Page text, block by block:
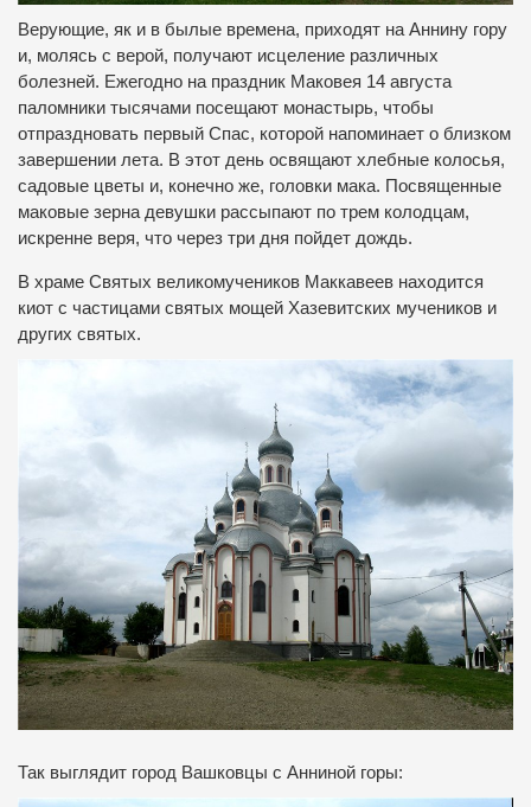
Верующие, як и в былые времена, приходят на Аннину гору
и, молясь с верой, получают исцеление различных
болезней. Ежегодно на праздник Маковея 14 августа
паломники тысячами посещают монастырь, чтобы
отпраздновать первый Спас, которой напоминает о близком
завершении лета. В этот день освящают хлебные колосья,
садовые цветы и, конечно же, головки мака. Посвященные
маковые зерна девушки рассыпают по трем колодцам,
искренне веря, что через три дня пойдет дождь.
В храме Святых великомучеников Маккавеев находится
киот с частицами святых мощей Хазевитских мучеников и
других святых.
Так выглядит город Вашковцы с Анниной горы: